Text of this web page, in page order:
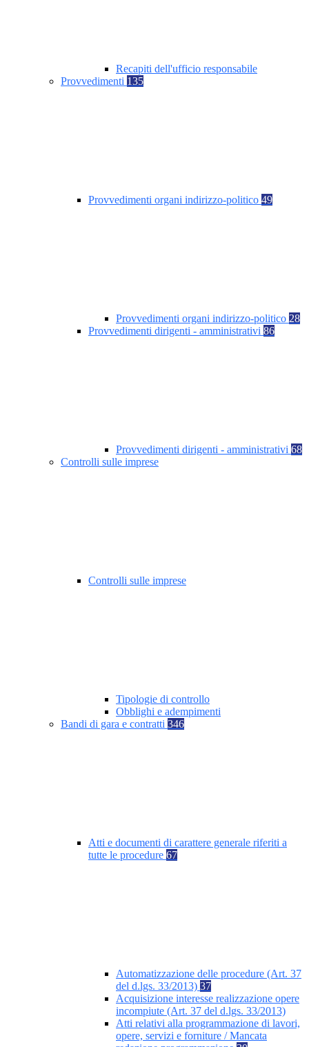
Recapiti dell'ufficio responsabile
Provvedimenti 135
Provvedimenti organi indirizzo-politico 49
Provvedimenti organi indirizzo-politico 28
Provvedimenti dirigenti - amministrativi 86
Provvedimenti dirigenti - amministrativi 68
Controlli sulle imprese
Controlli sulle imprese
Tipologie di controllo
Obblighi e adempimenti
Bandi di gara e contratti 346
Atti e documenti di carattere generale riferiti a
tutte le procedure 67
Automatizzazione delle procedure (Art. 37
del d.lgs. 33/2013) 37
Acquisizione interesse realizzazione opere
incompiute (Art. 37 del d.lgs. 33/2013)
Atti relativi alla programmazione di lavori,
opere, servizi e forniture / Mancata